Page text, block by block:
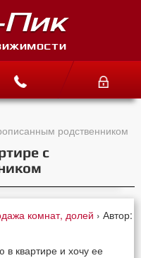
родственником
с
комнат, долей › Автор:
квартире и хочу ее